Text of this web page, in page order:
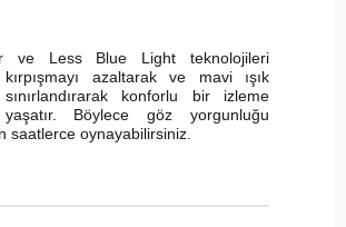
ve Less Blue Light teknolojileri
azaltarak ve mavi ışık
sınırlandırarak konforlu bir izleme
Böylece göz yorgunluğu
saatlerce oynayabilirsiniz.